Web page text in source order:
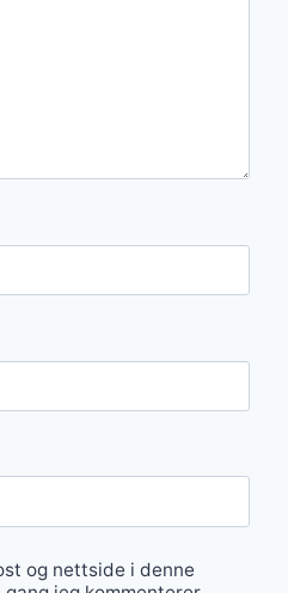
og nettside i denne